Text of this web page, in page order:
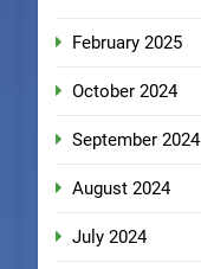
February 2025
October 2024
September 2024
August 2024
July 2024